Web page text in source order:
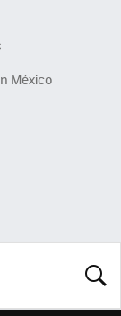
México